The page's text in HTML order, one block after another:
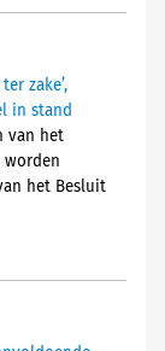
zake’,
in stand
van het
worden
het Besluit